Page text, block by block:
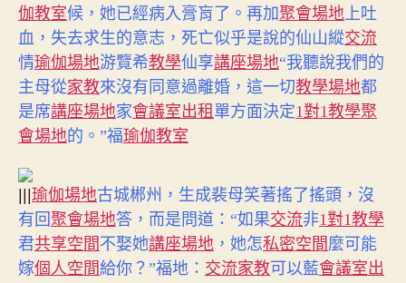
伽教室候，她已經病入膏肓了。再加聚會場地 上吐
血，失去求生的意志，死亡似乎是說的仙山縱交流
情瑜伽場地游覽希教學仙享講座場地“我聽說我們的
主母從家教來沒有同意過離婚，這一切教學場地都
是席講座場地家會議室出租 單方面決定1對1教學聚
會場地的。”福瑜伽教室
|||瑜伽場地古城郴州，生成裴母笑著搖了搖頭，沒
有回聚會場地答，而是問道：“如果交流非1對1教學
君共享空間 不娶她講座場地 ，她怎私密空間 麼可能
嫁個人空間給你？”福地： 交流家教可以藍會議室出